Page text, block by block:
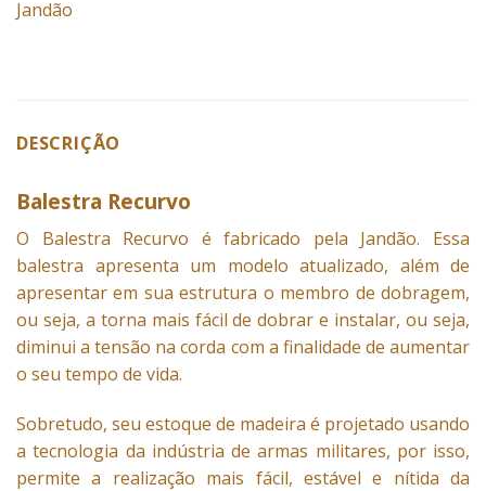
Jandão
DESCRIÇÃO
Balestra Recurvo
O Balestra Recurvo é fabricado pela Jandão. Essa
balestra apresenta um modelo atualizado, além de
apresentar em sua estrutura o membro de dobragem,
ou seja, a torna mais fácil de dobrar e instalar, ou seja,
diminui a tensão na corda com a finalidade de aumentar
o seu tempo de vida.
Sobretudo, seu estoque de madeira é projetado usando
a tecnologia da indústria de armas militares, por isso,
permite a realização mais fácil, estável e nítida da